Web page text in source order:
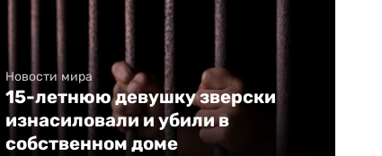
Новости мира
15-летнюю девушку зверски
изнасиловали и убили в
собственном доме